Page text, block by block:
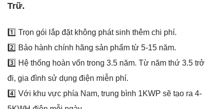
Trữ.
1️⃣ Trọn gói lắp đặt không phát sinh thêm chi phí.
2️⃣ Bảo hành chính hãng sản phẩm từ 5-15 năm.
3️⃣ Hệ thống hoàn vốn trong 3.5 năm. Từ năm thứ 3.5 trở
đi, gia đình sử dụng điện miễn phí.
4️⃣ Với khu vực phía Nam, trung bình 1KWP sẽ tạo ra 4-